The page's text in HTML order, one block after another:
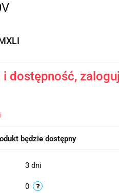
i dostępność,
będzie dostępny
3 dni
0